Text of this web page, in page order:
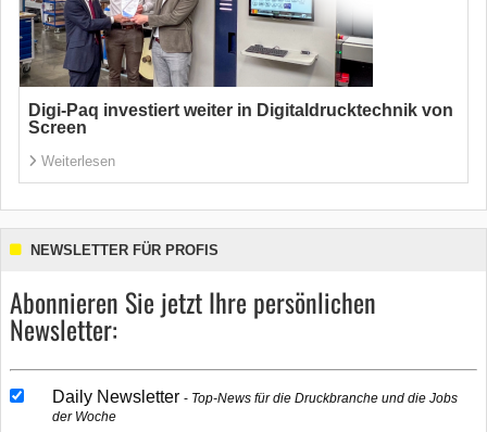
Digi-Paq investiert weiter in Digitaldrucktechnik von
Screen
Weiterlesen
NEWSLETTER FÜR PROFIS
Abonnieren Sie jetzt Ihre persönlichen
Newsletter:
Daily Newsletter
Top-News für die Druckbranche und die Jobs
der Woche